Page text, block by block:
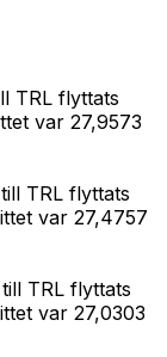
TRL flyttats
var 27,9573
TRL flyttats
var 27,4757
TRL flyttats
var 27,0303